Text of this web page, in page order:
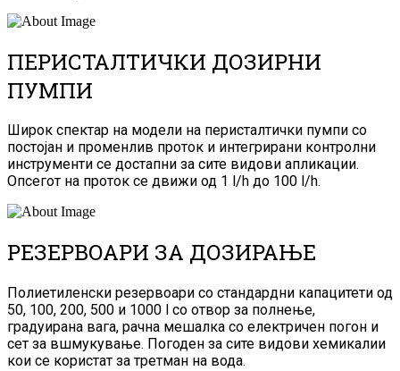
ПЕРИСТАЛТИЧКИ ДОЗИРНИ
ПУМПИ
Широк спектар на модели на перисталтички пумпи со
постојан и променлив проток и интегрирани контролни
инструменти се достапни за сите видови апликации.
Опсегот на проток се движи од 1 l/h до 100 l/h.
РЕЗЕРВОАРИ ЗА ДОЗИРАЊЕ
Полиетиленски резервоари со стандардни капацитети од
50, 100, 200, 500 и 1000 l со отвор за полнење,
градуирана вага, рачна мешалка со електричен погон и
сет за вшмукување. Погоден за сите видови хемикалии
кои се користат за третман на вода.